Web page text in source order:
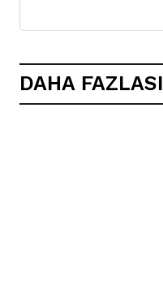
DAHA FAZLASI